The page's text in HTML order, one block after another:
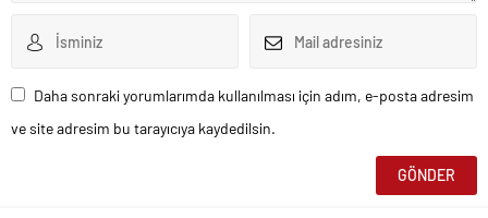
Daha sonraki yorumlarımda kullanılması için adım, e-posta adresim
ve site adresim bu tarayıcıya kaydedilsin.